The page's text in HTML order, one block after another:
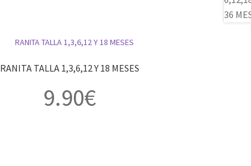
RANITA TALLA 1,3,6,12 Y 18 MESES
9.90€